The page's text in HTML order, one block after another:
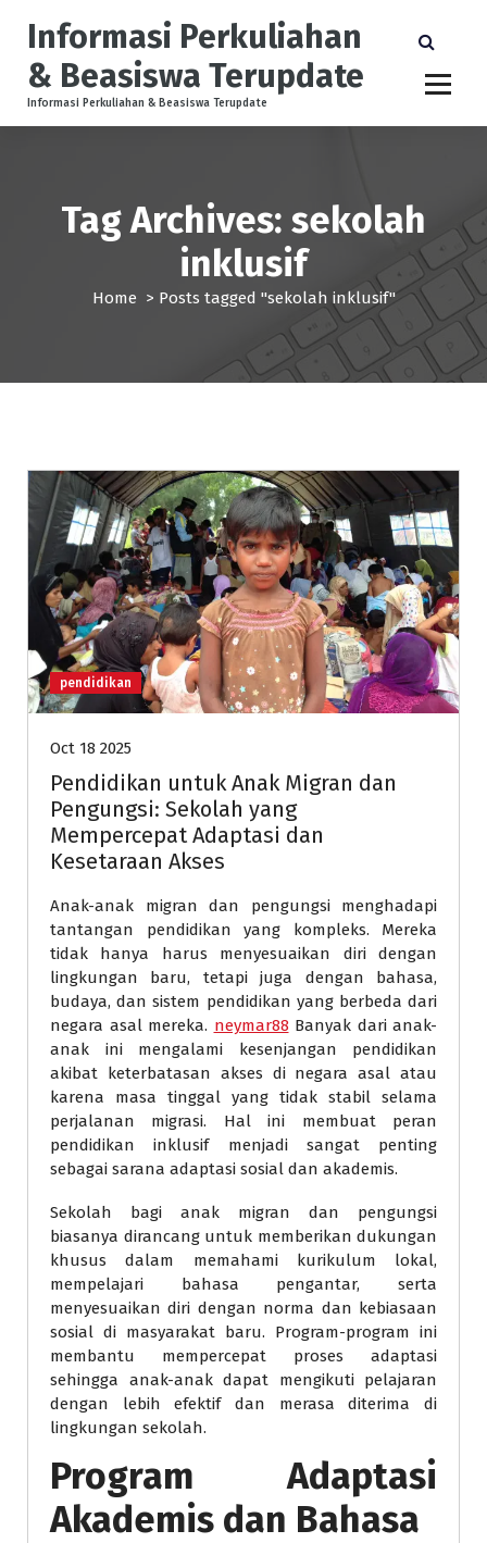
o
Informasi Perkuliahan
& Beasiswa Terupdate
Informasi Perkuliahan & Beasiswa Terupdate
Tag Archives: sekolah
inklusif
Home > Posts tagged "sekolah inklusif"
pendidikan
Oct 18 2025
Pendidikan untuk Anak Migran dan
Pengungsi: Sekolah yang
Mempercepat Adaptasi dan
Kesetaraan Akses
Anak-anak migran dan pengungsi menghadapi
tantangan pendidikan yang kompleks. Mereka
tidak hanya harus menyesuaikan diri dengan
lingkungan baru, tetapi juga dengan bahasa,
budaya, dan sistem pendidikan yang berbeda dari
negara asal mereka. neymar88 Banyak dari anak-
anak ini mengalami kesenjangan pendidikan
akibat keterbatasan akses di negara asal atau
karena masa tinggal yang tidak stabil selama
perjalanan migrasi. Hal ini membuat peran
pendidikan inklusif menjadi sangat penting
sebagai sarana adaptasi sosial dan akademis.
Sekolah bagi anak migran dan pengungsi
biasanya dirancang untuk memberikan dukungan
khusus dalam memahami kurikulum lokal,
mempelajari bahasa pengantar, serta
menyesuaikan diri dengan norma dan kebiasaan
sosial di masyarakat baru. Program-program ini
membantu mempercepat proses adaptasi
sehingga anak-anak dapat mengikuti pelajaran
dengan lebih efektif dan merasa diterima di
lingkungan sekolah.
Program Adaptasi
Akademis dan Bahasa